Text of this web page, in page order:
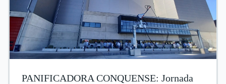
PANIFICADORA CONQUENSE: Jornada